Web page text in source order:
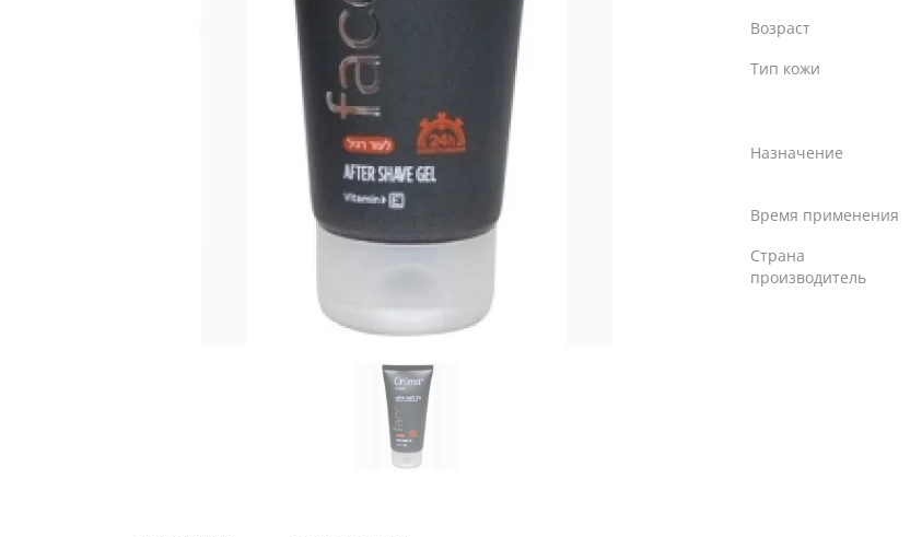
Возраст
Тип кожи
Назначение
Время применения
Страна
производитель